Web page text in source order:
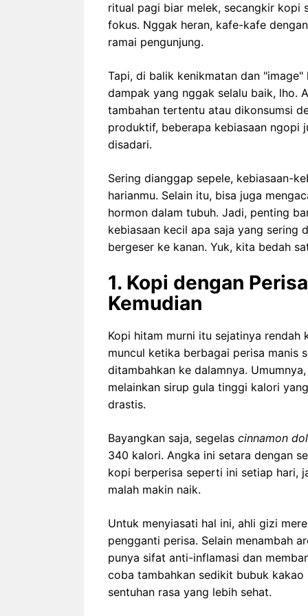
ritual pagi biar melek, secangkir kopi
fokus. Nggak heran, kafe-kafe
ramai pengunjung.
Tapi, di balik kenikmatan dan
dampak yang nggak selalu baik, lho.
tambahan tertentu atau dikonsumsi
produktif, beberapa kebiasaan ngopi
disadari.
Sering dianggap sepele, kebiasaan-
harianmu. Selain itu, bisa juga
hormon dalam tubuh. Jadi, penting
kebiasaan kecil apa saja yang sering
bergeser ke kanan. Yuk, kita bedah
1. Kopi dengan
Kemudian
Kopi hitam murni itu sejatinya rendah
muncul ketika berbagai perisa manis
ditambahkan ke dalamnya.
melainkan sirup gula tinggi kalori
drastis.
Bayangkan saja, segelas cinnamon
340 kalori. Angka ini setara dengan
kopi berperisa seperti ini setiap hari,
malah makin naik.
Untuk menyiasati hal ini, ahli gizi
pengganti perisa. Selain menambah
punya sifat anti-inflamasi dan
coba tambahkan sedikit bubuk
sentuhan rasa yang lebih sehat.